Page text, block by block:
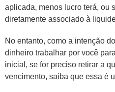
aplicada, menos lucro terá, ou
diretamente associado à
No entanto, como a intenção
dinheiro trabalhar por você
inicial, se for preciso retirar a
vencimento, saiba que essa é